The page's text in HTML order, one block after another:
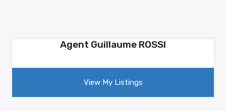
Agent Guillaume ROSSI
View My Listings